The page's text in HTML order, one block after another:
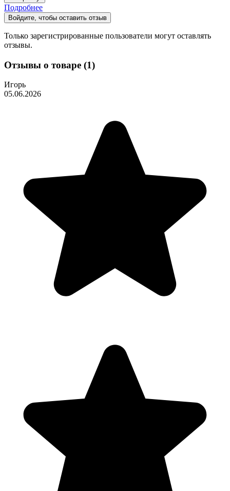
Подробнее
Войдите, чтобы оставить отзыв
Только зарегистрированные пользователи могут оставлять
отзывы.
Отзывы о товаре (1)
Игорь
05.06.2026